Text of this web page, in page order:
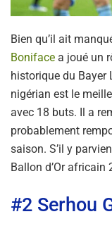
Bien qu’il ait
Boniface a joué un
historique du Bayer
nigérian est le
avec 18 buts. Il a
probablement
saison. S’il y
Ballon d’Or africain
#2 Serhou